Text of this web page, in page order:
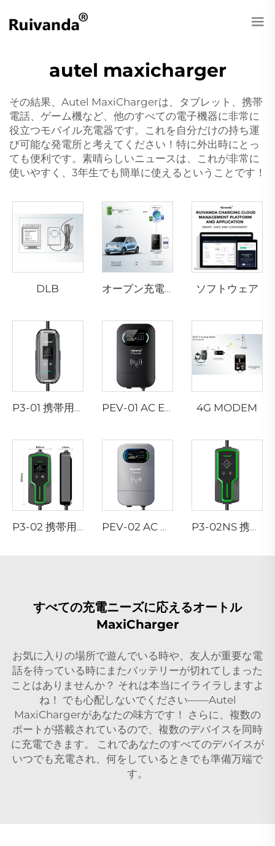
autel maxicharger
その結果、Autel MaxiChargerは、タブレット、携帯
電話、ゲーム機など、他のすべての電子機器に非常に
役立つモバイル充電器です。これを自分だけの持ち運
び可能な発電所と考えてください！特に外出時にとっ
ても便利です。素晴らしいニュースは、これが非常に
使いやすく、3年生でも簡単に使えるということです！
DLB オープン充電ステーションプロトコル ソフトウェア
P3-01 携帯用EV充電器 PEV-01 AC EV ウォールボックス 4G MODEM
P3-02 携帯用EV充電器 PEV-02 AC EV ウォールボックス P3-02NS 携帯用EV充電器
すべての充電ニーズに応えるオートル
MaxiCharger
お気に入りの場所で遊んでいる時や、友人が重要な電
話を待っている時にまたバッテリーが切れてしまった
ことはありませんか？ それは本当にイライラしますよ
ね！ でも心配しないでください——Autel
MaxiChargerがあなたの味方です！ さらに、複数の
ポートが搭載されているので、複数のデバイスを同時
に充電できます。 これであなたのすべてのデバイスが
いつでも充電され、何をしているときでも準備万端で
す。